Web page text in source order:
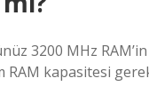
3200 MHz
kapasitesi